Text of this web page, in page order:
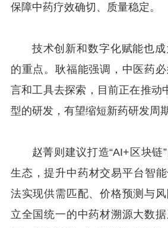
保障中药疗效确切、质量稳定。
技术创新和数字化赋能也
的重点。耿福能强调，中医药
言和工具去探索，目前正在推动
型的研发，有望缩短新药研发周期
赵菁则建议打造“AI+区块链
生态，提升中药材交易平台智
法实现供需匹配、价格预测与
立全国统一的中药材溯源大数